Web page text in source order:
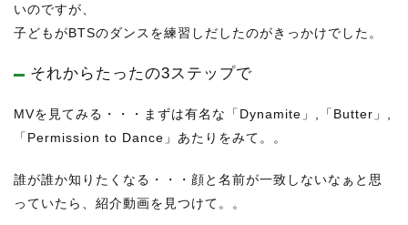
いのですが、
子どもがBTSのダンスを練習しだしたのがきっかけでした。
それからたったの3ステップで
MVを見てみる・・・まずは有名な「Dynamite」,「Butter」,
「Permission to Dance」あたりをみて。。
誰が誰か知りたくなる・・・顔と名前が一致しないなぁと思
っていたら、紹介動画を見つけて。。